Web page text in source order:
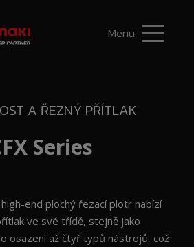
Menu
A ŘEZNÝ PŘÍTLAK
Series
end plochý řezací plotr nabízí
ve své třídě, stejně jako
osazení až čtyř typů nástrojů, což